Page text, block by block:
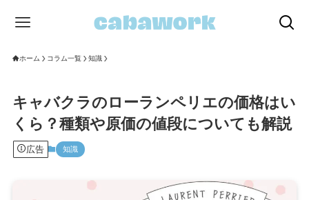
ホーム コラム一覧 知識
キャバクラのローランペリエの価格はい
くら？種類や原価の値段についても解説
広告 知識